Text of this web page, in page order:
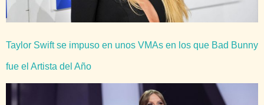
Taylor Swift se impuso en unos VMAs en los que Bad Bunny
fue el Artista del Año